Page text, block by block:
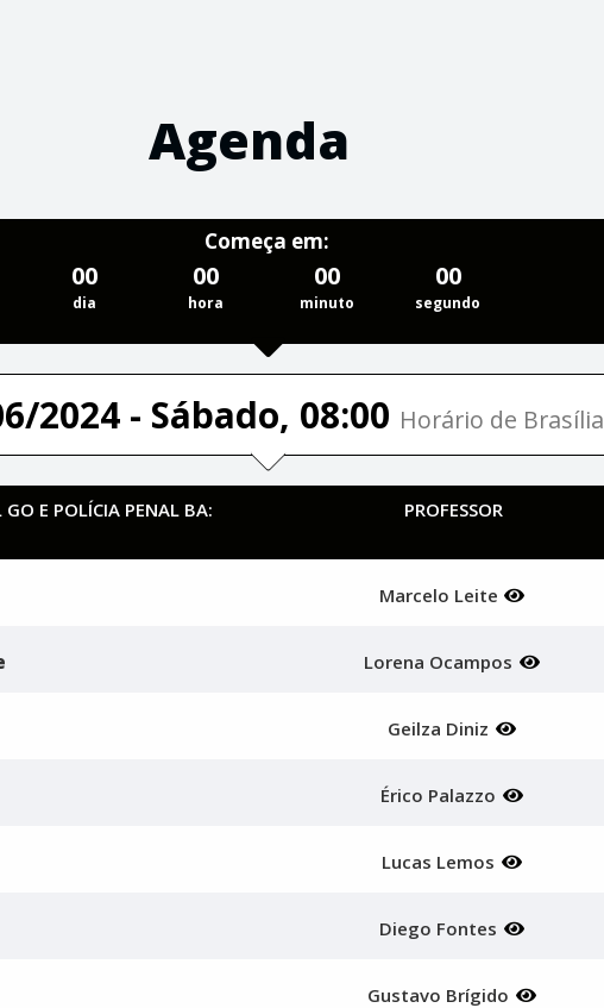
Agenda
Começa em:
00
dia
00
hora
00
minuto
00
segundo
2024 - Sábado, 08:00 Horário de Brasília
E POLÍCIA PENAL BA: PROFESSOR
Marcelo Leite
Lorena Ocampos
Geilza Diniz
Érico Palazzo
Lucas Lemos
Diego Fontes
Gustavo Brígido